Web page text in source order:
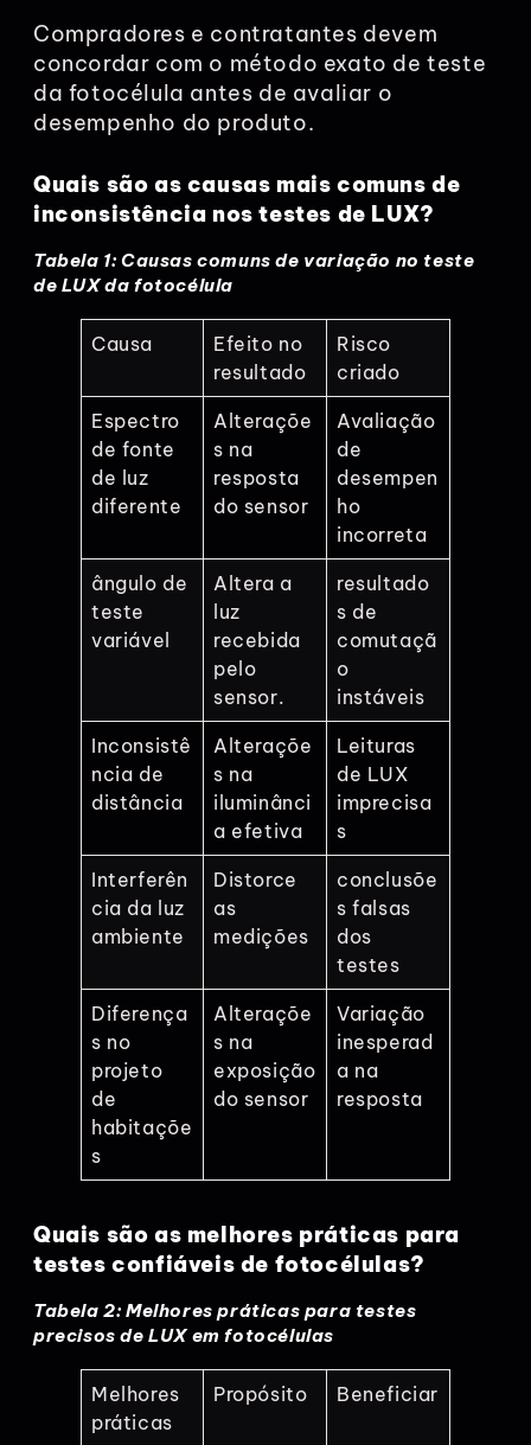
Compradores e contratantes devem
concordar com o método exato de teste
da fotocélula antes de avaliar o
desempenho do produto.
Quais são as causas mais comuns de
inconsistência nos testes de LUX?
Tabela 1: Causas comuns de variação no teste
de LUX da fotocélula
Causa
Efeito no
resultado
Risco
criado
Espectro
de fonte
de luz
diferente
Alteraçõe
s na
resposta
do sensor
Avaliação
de
desempen
ho
incorreta
ângulo de
teste
variável
Altera a
luz
recebida
pelo
sensor.
resultado
s de
comutaçã
o
instáveis
Inconsistê
ncia de
distância
Alteraçõe
s na
iluminânci
a efetiva
Leituras
de LUX
imprecisa
s
Interferên
cia da luz
ambiente
Distorce
as
medições
conclusõe
s falsas
dos
testes
Diferença
s no
projeto
de
habitaçõe
s
Alteraçõe
s na
exposição
do sensor
Variação
inesperad
a na
resposta
Quais são as melhores práticas para
testes confiáveis de fotocélulas?
Tabela 2: Melhores práticas para testes
precisos de LUX em fotocélulas
Melhores
práticas
Propósito Beneficiar